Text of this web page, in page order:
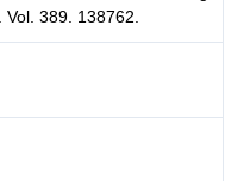
389. 138762.